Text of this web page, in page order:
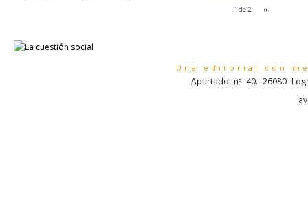
1 de 2 ››
Una editorial con
Apartado nº 40. 26080